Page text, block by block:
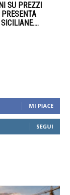
SU PREZZI
MI PIACE
SEGUI